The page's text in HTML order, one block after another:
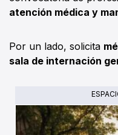
atención médica y
Por un lado, solicita
sala de internación